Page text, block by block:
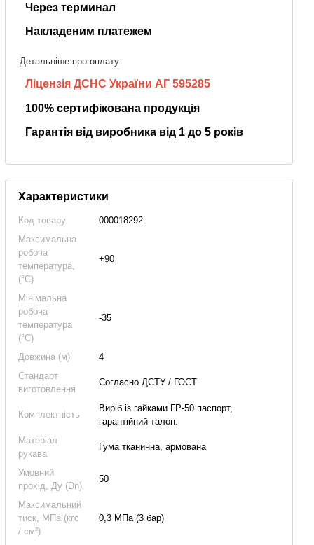
Через терминал
Накладеним платежем
Детальніше про оплату
Ліцензія ДСНС України АГ 595285
100% сертифікована продукція
Гарантія від виробника від 1 до 5 років
Характеристики
Код товару
000018292
Максимальна
робоча
температура,
(°C)
+90
Мінімальна
робоча
температура
(°C)
-35
Довжина (м)
4
Стандарт
виготовлення
Согласно ДСТУ / ГОСТ
Комплектність
Виріб із гайками ГР-50 паспорт,
гарантійний талон.
Матеріал
рукава
Гума тканинна, армована
Умовний
прохід, Ду (Dn)
50
Максимальний
тиск, МПа (кгс
/ см²)
0,3 МПа (3 бар)